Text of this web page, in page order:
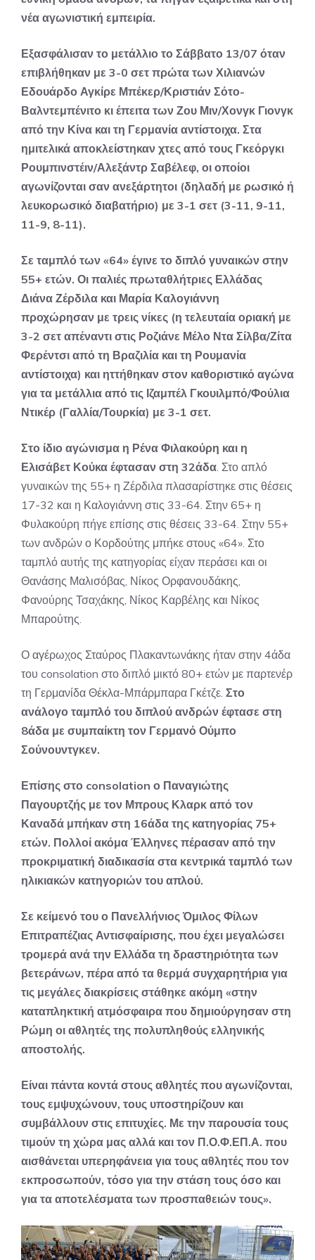
νέα αγωνιστική εμπειρία.
Εξασφάλισαν το μετάλλιο το Σάββατο 13/07 όταν
επιβλήθηκαν με 3-0 σετ πρώτα των Χιλιανών
Εδουάρδο Αγκίρε Μπέκερ/Κριστιάν Σότο-
Βαλντεμπένιτο κι έπειτα των Ζου Μιν/Χονγκ Γιονγκ
από την Κίνα και τη Γερμανία αντίστοιχα. Στα
ημιτελικά αποκλείστηκαν χτες από τους Γκεόργκι
Ρουμπινστέιν/Αλεξάντρ Σαβέλεφ, οι οποίοι
αγωνίζονται σαν ανεξάρτητοι (δηλαδή με ρωσικό ή
λευκορωσικό διαβατήριο) με 3-1 σετ (3-11, 9-11,
11-9, 8-11).
Σε ταμπλό των «64» έγινε το διπλό γυναικών στην
55+ ετών. Οι παλιές πρωταθλήτριες Ελλάδας
Διάνα Ζέρδιλα και Μαρία Καλογιάννη
προχώρησαν με τρεις νίκες (η τελευταία οριακή με
3-2 σετ απέναντι στις Ροζιάνε Μέλο Ντα Σίλβα/Ζίτα
Φερέντσι από τη Βραζιλία και τη Ρουμανία
αντίστοιχα) και ηττήθηκαν στον καθοριστικό αγώνα
για τα μετάλλια από τις Ιζαμπέλ Γκουιλμπό/Φούλια
Ντικέρ (Γαλλία/Τουρκία) με 3-1 σετ.
Στο ίδιο αγώνισμα η Ρένα Φιλακούρη και η
Ελισάβετ Κούκα έφτασαν στη 32άδα. Στο απλό
γυναικών της 55+ η Ζέρδιλα πλασαρίστηκε στις θέσεις
17-32 και η Καλογιάννη στις 33-64. Στην 65+ η
Φυλακούρη πήγε επίσης στις θέσεις 33-64. Στην 55+
των ανδρών ο Κορδούτης μπήκε στους «64». Στο
ταμπλό αυτής της κατηγορίας είχαν περάσει και οι
Θανάσης Μαλισόβας, Νίκος Ορφανουδάκης,
Φανούρης Τσαχάκης, Νίκος Καρβέλης και Νίκος
Μπαρούτης.
Ο αγέρωχος Σταύρος Πλακαντωνάκης ήταν στην 4άδα
του consolation στο διπλό μικτό 80+ ετών με παρτενέρ
τη Γερμανίδα Θέκλα-Μπάρμπαρα Γκέτζε. Στο
ανάλογο ταμπλό του διπλού ανδρών έφτασε στη
8άδα με συμπαίκτη τον Γερμανό Ούμπο
Σούνουντγκεν.
Επίσης στο consolation ο Παναγιώτης
Παγουρτζής με τον Μπρους Κλαρκ από τον
Καναδά μπήκαν στη 16άδα της κατηγορίας 75+
ετών. Πολλοί ακόμα Έλληνες πέρασαν από την
προκριματική διαδικασία στα κεντρικά ταμπλό των
ηλικιακών κατηγοριών του απλού.
Σε κείμενό του ο Πανελλήνιος Όμιλος Φίλων
Επιτραπέζιας Αντισφαίρισης, που έχει μεγαλώσει
τρομερά ανά την Ελλάδα τη δραστηριότητα των
βετεράνων, πέρα από τα θερμά συγχαρητήρια για
τις μεγάλες διακρίσεις στάθηκε ακόμη «στην
καταπληκτική ατμόσφαιρα που δημιούργησαν στη
Ρώμη οι αθλητές της πολυπληθούς ελληνικής
αποστολής.
Είναι πάντα κοντά στους αθλητές που αγωνίζονται,
τους εμψυχώνουν, τους υποστηρίζουν και
συμβάλλουν στις επιτυχίες. Με την παρουσία τους
τιμούν τη χώρα μας αλλά και τον Π.Ο.Φ.ΕΠ.Α. που
αισθάνεται υπερηφάνεια για τους αθλητές που τον
εκπροσωπούν, τόσο για την στάση τους όσο και
για τα αποτελέσματα των προσπαθειών τους».